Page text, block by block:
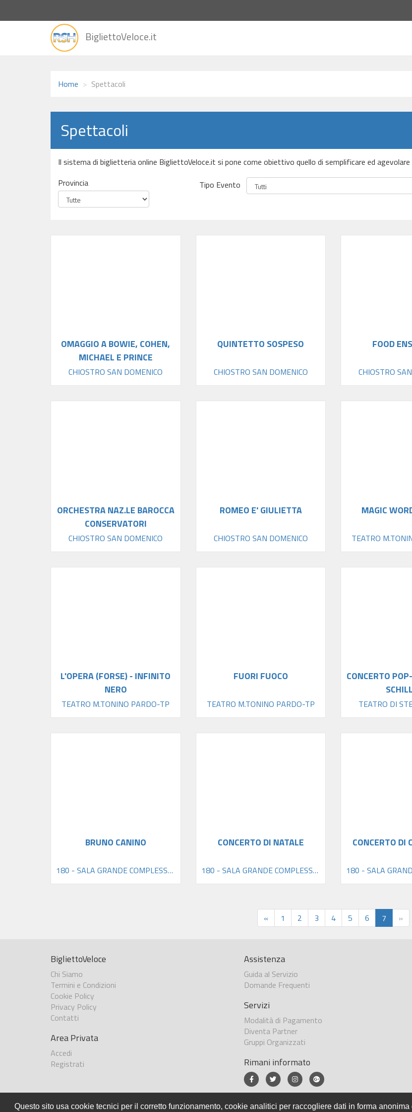
Questo sito usa cookie tecnici per il corretto funzionamento, cookie analitici per raccogliere dati in forma
alla
BigliettoVeloce.it
Home Spettacoli
Spettacoli
Il sistema di biglietteria online BigliettoVeloce.it si pone come obiettivo quello di semplificare ed
Provincia
Tipo Evento
OMAGGIO A BOWIE, COHEN,
MICHAEL E PRINCE
CHIOSTRO SAN DOMENICO
QUINTETTO SOSPESO
CHIOSTRO SAN DOMENICO
FOOD
CHIOSTRO
ORCHESTRA NAZ.LE BAROCCA
CONSERVATORI
CHIOSTRO SAN DOMENICO
ROMEO E' GIULIETTA
CHIOSTRO SAN DOMENICO
MAGIC
TEATRO
L'OPERA (FORSE) - INFINITO
NERO
TEATRO M.TONINO PARDO-TP
FUORI FUOCO
TEATRO M.TONINO PARDO-TP
CONCERTO
TEATRO DI
BRUNO CANINO
180 - SALA GRANDE COMPLESSO SAN DOMENICO
CONCERTO DI NATALE
180 - SALA GRANDE COMPLESSO SAN DOMENICO
CONCERTO DI
« 1 2 3 4 5 6 7 »
BigliettoVeloce
Chi Siamo
Termini e Condizioni
Cookie Policy
Privacy Policy
Contatti
Area Privata
Accedi
Registrati
Assistenza
Guida al Servizio
Domande Frequenti
Servizi
Modalità di Pagamento
Diventa Partner
Gruppi Organizzati
Rimani informato